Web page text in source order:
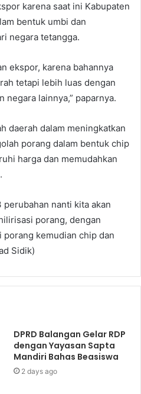
karena saat ini Kabupaten
bentuk umbi dan
negara tetangga.
ekspor, karena bahannya
tetapi lebih luas dengan
negara lainnya,” paparnya.
daerah dalam meningkatkan
porang dalam bentuk chip
harga dan memudahkan
perubahan nanti kita akan
porang, dengan
porang kemudian chip dan
Sidik)
DPRD Balangan Gelar RDP
dengan Yayasan Sapta
Mandiri Bahas Beasiswa
2 days ago